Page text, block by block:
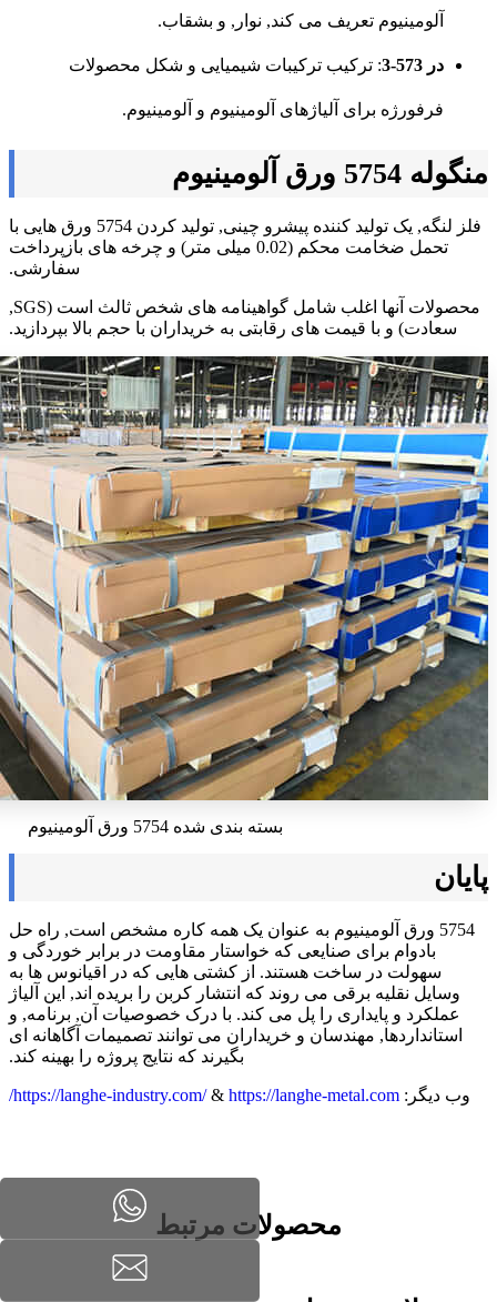
آلومینیوم تعریف می کند, نوار, و بشقاب.
در 573-3 : ترکیب ترکیبات شیمیایی و شکل محصولات
فرفورژه برای آلیاژهای آلومینیوم و آلومینیوم.
منگوله 5754 ورق آلومینیوم
فلز لنگه, یک تولید کننده پیشرو چینی, تولید کردن 5754 ورق هایی با
تحمل ضخامت محکم (0.02 میلی متر) و چرخه های بازپرداخت
سفارشی.
محصولات آنها اغلب شامل گواهینامه های شخص ثالث است (SGS,
سعادت) و با قیمت های رقابتی به خریداران با حجم بالا بپردازید.
بسته بندی شده 5754 ورق آلومینیوم
پایان
5754 ورق آلومینیوم به عنوان یک همه کاره مشخص است, راه حل
بادوام برای صنایعی که خواستار مقاومت در برابر خوردگی و
سهولت در ساخت هستند. از کشتی هایی که در اقیانوس ها به
وسایل نقلیه برقی می روند که انتشار کربن را بریده اند, این آلیاژ
عملکرد و پایداری را پل می کند. با درک خصوصیات آن, برنامه, و
استانداردها, مهندسان و خریداران می توانند تصمیمات آگاهانه ای
بگیرند که نتایج پروژه را بهینه کند.
وب دیگر: https://langhe-industry.com/& https://langhe-metal.com/
محصولات مرتبط